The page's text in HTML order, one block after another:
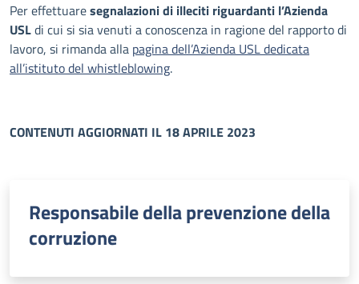
Per effettuaresegnalazioni di illeciti riguardanti l’Azienda
USLdi cui si sia venuti a conoscenza in ragione del rapporto di
lavoro, si rimanda alla pagina dell’Azienda USL dedicata
all’istituto del whistleblowing.
CONTENUTI AGGIORNATI IL 18 APRILE 2023
Responsabile della prevenzione della
corruzione